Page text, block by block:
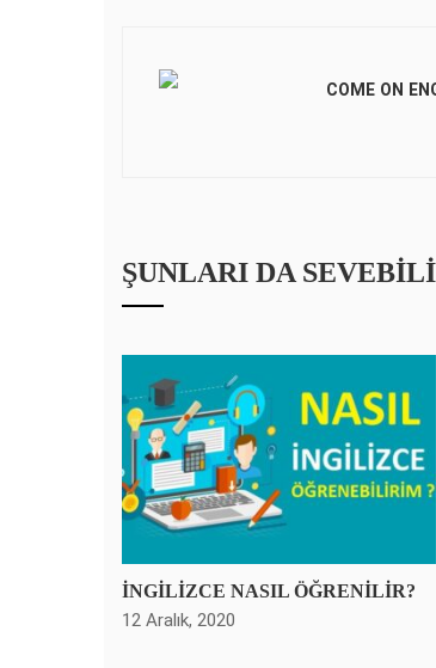
COME ON
ŞUNLARI DA
İNGİLİZCE NASIL ÖĞRENİLİR?
12 Aralık, 2020